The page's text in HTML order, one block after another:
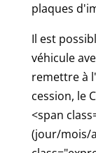
plaques
Il est
véhicule
remettre à
cession, le
<span
(jour/mois/